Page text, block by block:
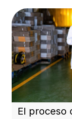
El proceso